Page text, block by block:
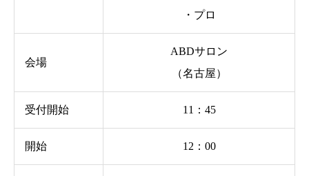
・プロ
会場
ABDサロン
（名古屋）
受付開始 11：45
開始 12：00